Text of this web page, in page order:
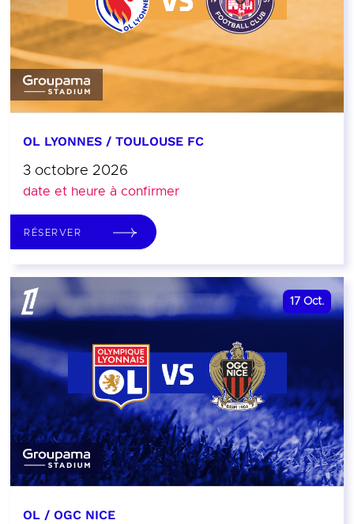
OL LYONNES / TOULOUSE FC
3 octobre 2026
date et heure à confirmer
RÉSERVER
17 Oct.
OL / OGC NICE